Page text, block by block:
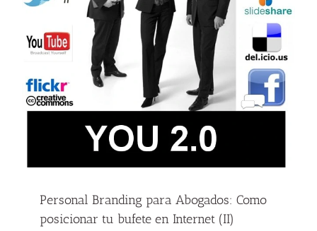
Personal Branding para Abogados: Como
posicionar tu bufete en Internet (II)